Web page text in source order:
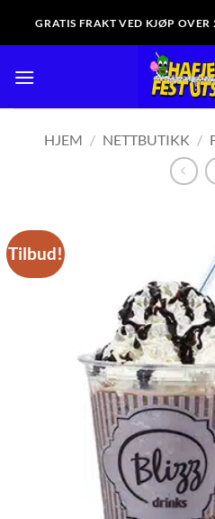
GRATIS FRAKT VED KJØP OVER
HJEM / NETTBUTIKK /
Tilbud!